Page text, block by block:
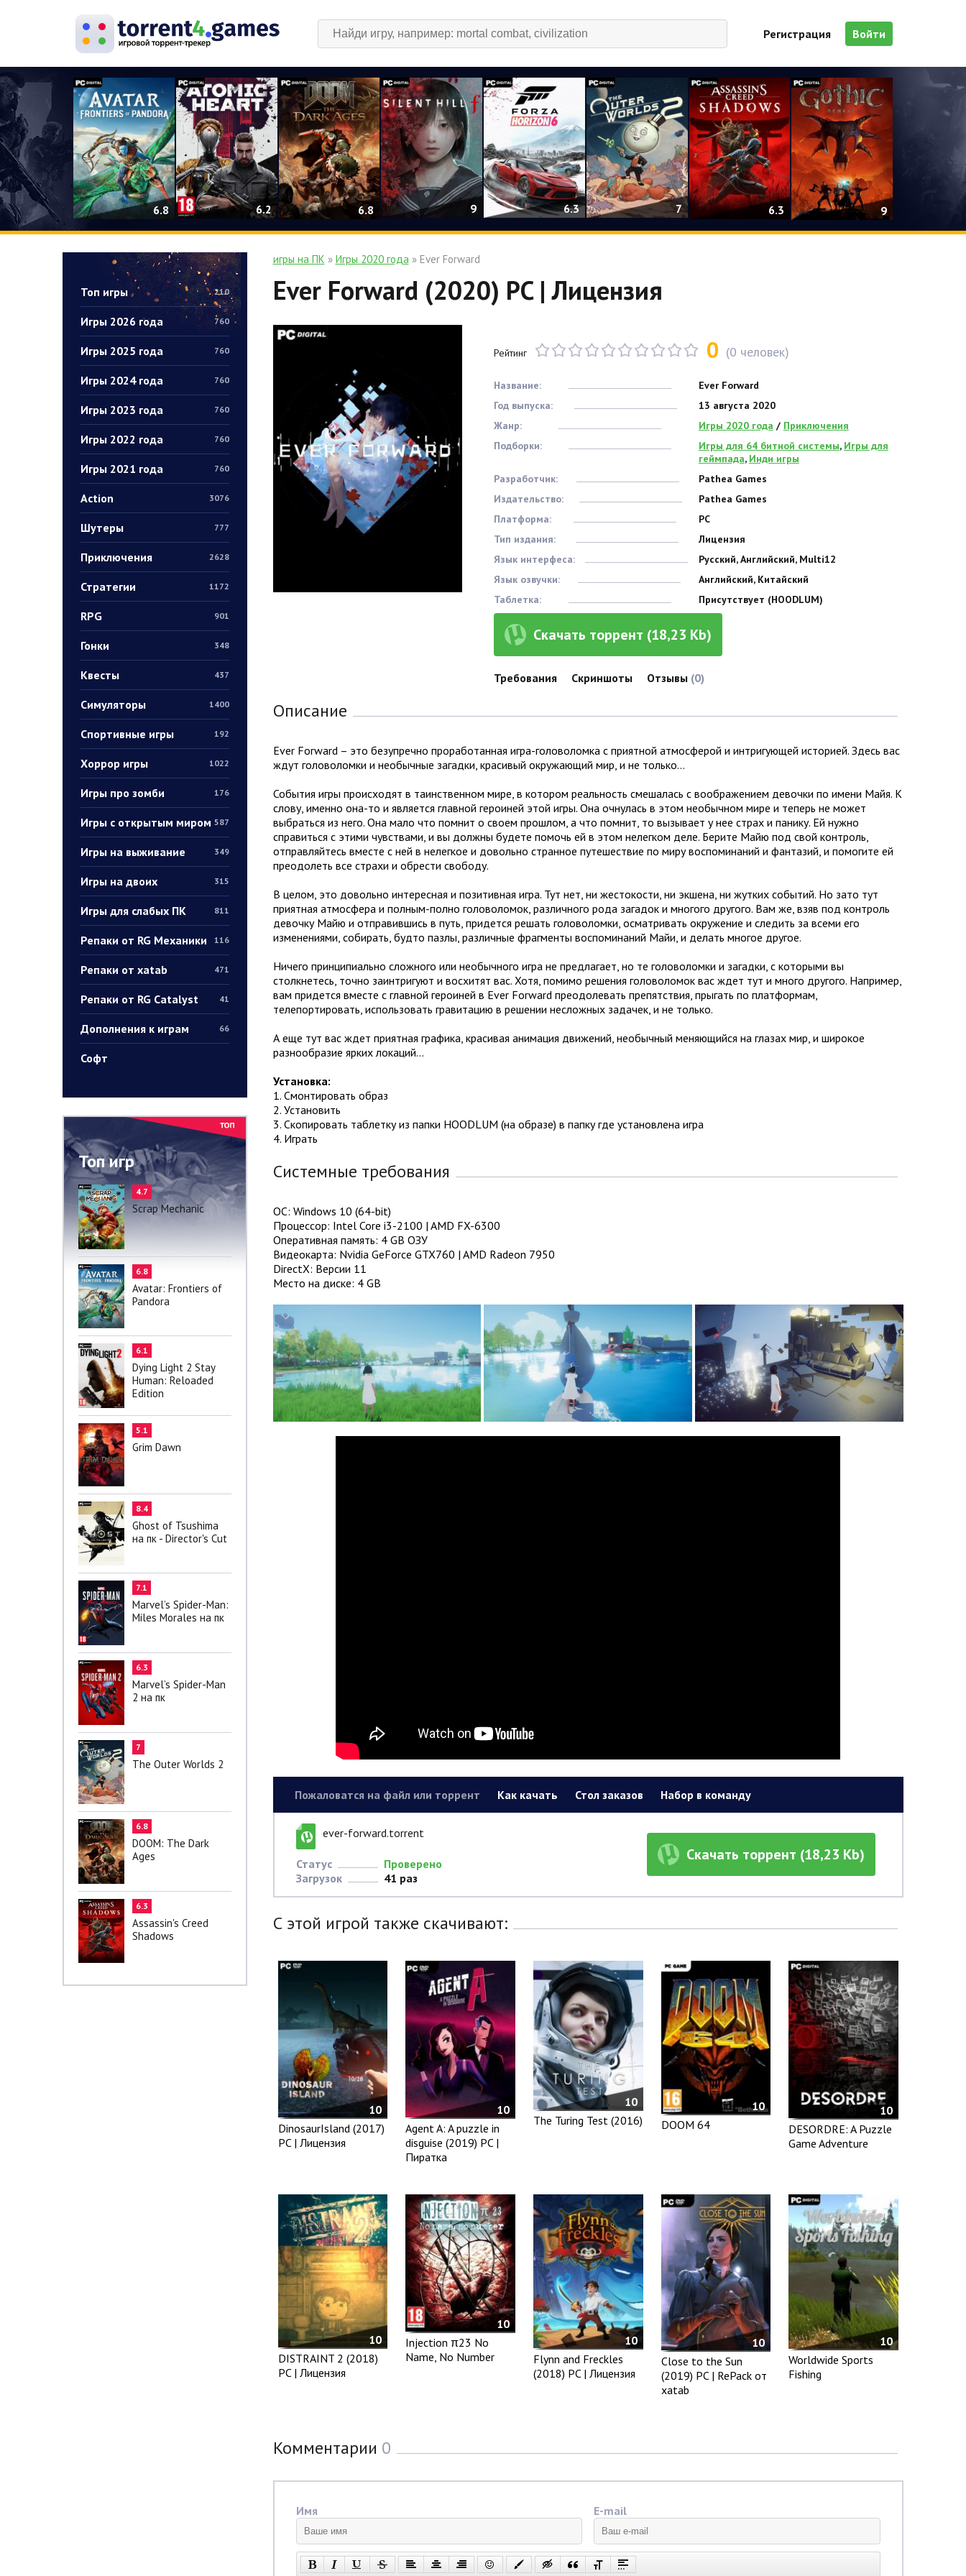
Регистрация Войти
6.8 6.2 6.8 9 6.3 7 6.3 9
Топ игры 210
Игры 2026 года 760
Игры 2025 года 760
Игры 2024 года 760
Игры 2023 года 760
Игры 2022 года 760
Игры 2021 года 760
Action 3076
Шутеры 777
Приключения 2628
Стратегии 1172
RPG 901
Гонки 348
Квесты 437
Симуляторы 1400
Спортивные игры 192
Хоррор игры 1022
Игры про зомби 176
Игры с открытым миром 587
Игры на выживание 349
Игры на двоих 315
Игры для слабых ПК 811
Репаки от RG Механики 116
Репаки от xatab 471
Репаки от RG Catalyst 41
Дополнения к играм 66
Софт
Топ игр
4.7
Scrap Mechanic
6.8
Avatar: Frontiers of
Pandora
6.1
Dying Light 2 Stay
Human: Reloaded
Edition
5.1
Grim Dawn
8.4
Ghost of Tsushima
на пк - Director's Cut
7.1
Marvel’s Spider-Man:
Miles Morales на пк
6.3
Marvel’s Spider-Man
2 на пк
7
The Outer Worlds 2
6.8
DOOM: The Dark
Ages
6.3
Assassin's Creed
Shadows
игры на ПК » Игры 2020 года» Ever Forward
Ever Forward (2020) PC | Лицензия
Рейтинг 0 (0 человек)
Название:
Ever Forward
Год выпуска:
13 августа 2020
Жанр:
Игры 2020 года / Приключения
Подборки:
Игры для 64 битной системы, Игры для
геймпада, Инди игры
Разработчик:
Pathea Games
Издательство:
Pathea Games
Платформа:
PC
Тип издания:
Лицензия
Язык интерфеса:
Русский, Английский, Multi12
Язык озвучки:
Английский, Китайский
Таблетка:
Присутствует (HOODLUM)
Скачать торрент (18,23 Kb)
Требования Скриншоты Отзывы (0)
Описание
Ever Forward – это безупречно проработанная игра-головоломка с приятной атмосферой и интригующей историей. Здесь вас
ждут головоломки и необычные загадки, красивый окружающий мир, и не только…
События игры происходят в таинственном мире, в котором реальность смешалась с воображением девочки по имени Майя. К
слову, именно она-то и является главной героиней этой игры. Она очнулась в этом необычном мире и теперь не может
выбраться из него. Она мало что помнит о своем прошлом, а что помнит, то вызывает у нее страх и панику. Ей нужно
справиться с этими чувствами, и вы должны будете помочь ей в этом нелегком деле. Берите Майю под свой контроль,
отправляйтесь вместе с ней в нелегкое и довольно странное путешествие по миру воспоминаний и фантазий, и помогите ей
преодолеть все страхи и обрести свободу.
В целом, это довольно интересная и позитивная игра. Тут нет, ни жестокости, ни экшена, ни жутких событий. Но зато тут
приятная атмосфера и полным-полно головоломок, различного рода загадок и многого другого. Вам же, взяв под контроль
девочку Майю и отправившись в путь, придется решать головоломки, осматривать окружение и следить за всеми его
изменениями, собирать, будто пазлы, различные фрагменты воспоминаний Майи, и делать многое другое.
Ничего принципиально сложного или необычного игра не предлагает, но те головоломки и загадки, с которыми вы
столкнетесь, точно заинтригуют и восхитят вас. Хотя, помимо решения головоломок вас ждет тут и много другого. Например,
вам придется вместе с главной героиней в Ever Forward преодолевать препятствия, прыгать по платформам,
телепортировать, использовать гравитацию в решении несложных задачек, и не только.
А еще тут вас ждет приятная графика, красивая анимация движений, необычный меняющийся на глазах мир, и широкое
разнообразие ярких локаций…
Установка:
1. Смонтировать образ
2. Установить
3. Скопировать таблетку из папки HOODLUM (на образе) в папку где установлена игра
4. Играть
Системные требования
ОС: Windows 10 (64-bit)
Процессор: Intel Core i3-2100 | AMD FX-6300
Оперативная память: 4 GB ОЗУ
Видеокарта: Nvidia GeForce GTX760 | AMD Radeon 7950
DirectX: Версии 11
Место на диске: 4 GB
Пожаловатся на файл или торрент Как качать Стол заказов Набор в команду
ever-forward.torrent
Статус
Проверено
Загрузок
41 раз
Скачать торрент (18,23 Kb)
С этой игрой также скачивают:
10
DinosaurIsland (2017)
PC | Лицензия
10
Agent A: A puzzle in
disguise (2019) PC |
Пиратка
10
The Turing Test (2016)
10
DOOM 64
10
DESORDRE: A Puzzle
Game Adventure
10
DISTRAINT 2 (2018)
PC | Лицензия
10
Injection π23 No
Name, No Number
10
Flynn and Freckles
(2018) PC | Лицензия
10
Close to the Sun
(2019) PC | RePack от
xatab
10
Worldwide Sports
Fishing
Комментарии 0
Имя E-mail